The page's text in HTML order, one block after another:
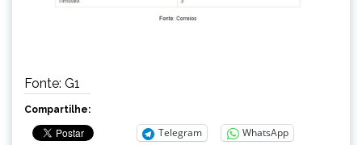
Fonte: G1
Compartilhe:
Telegram
WhatsApp